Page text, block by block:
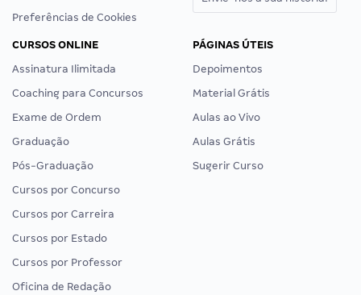
Preferências de Cookies
CURSOS ONLINE
Assinatura Ilimitada
Coaching para Concursos
Exame de Ordem
Graduação
Pós-Graduação
Cursos por Concurso
Cursos por Carreira
Cursos por Estado
Cursos por Professor
Oficina de Redação
PÁGINAS ÚTEIS
Depoimentos
Material Grátis
Aulas ao Vivo
Aulas Grátis
Sugerir Curso